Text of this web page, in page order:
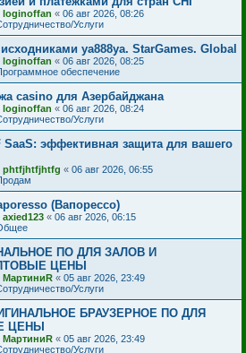
loginoffan « 06 авг 2026, 08:26
Услуги
ya888ya. StarGames. Global
loginoffan « 06 авг 2026, 08:25
обеспечение
casino для Азербайджана
loginoffan « 06 авг 2026, 08:24
Услуги
SaaS: эффективная защита для вашего
phtfjhtfjhtfg « 06 авг 2026, 06:55
(Вапорессо)
axied123 « 06 авг 2026, 06:15
ПО ДЛЯ ЗАЛОВ И
ЦЕНЫ
МартиниR « 05 авг 2026, 23:49
Услуги
БРАУЗЕРНОЕ ПО ДЛЯ
ЦЕНЫ
МартиниR « 05 авг 2026, 23:49
Услуги